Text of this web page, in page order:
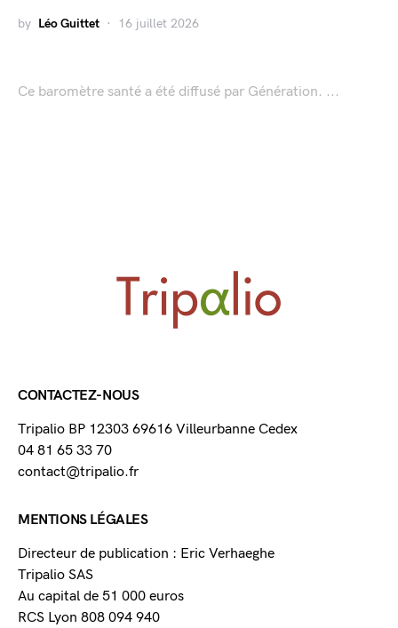
by Léo Guittet 16 juillet 2026
Ce baromètre santé a été diffusé par Génération. ...
CONTACTEZ-NOUS
Tripalio BP 12303 69616 Villeurbanne Cedex
04 81 65 33 70
contact@tripalio.fr
MENTIONS LÉGALES
Directeur de publication : Eric Verhaeghe
Tripalio SAS
Au capital de 51 000 euros
RCS Lyon 808 094 940